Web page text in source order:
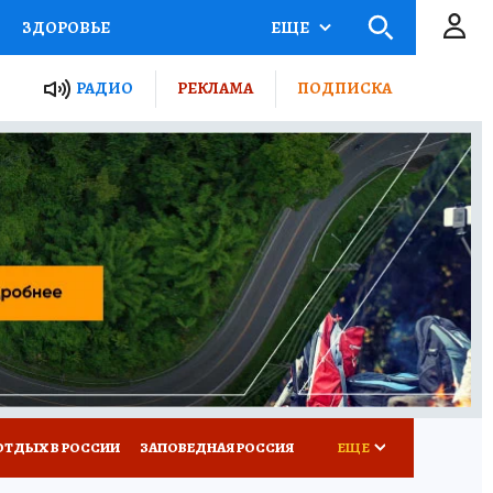
ЗДОРОВЬЕ
ПРОЕКТЫ РОССИИ
ПУТЕВОДИТЕЛЬ
ТУРИЗМ
ПОТРЕБИТЕЛЯ ВСЕ О КП
ЕЩЕ
РАДИО РЕКЛАМА ПОДПИСКА
В РОССИИ ЗАПОВЕДНАЯ РОССИЯ ЕЩЕ